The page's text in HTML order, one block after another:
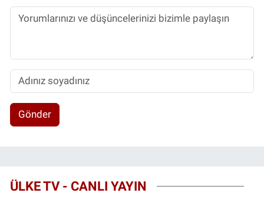
Gönder
ÜLKE TV - CANLI YAYIN